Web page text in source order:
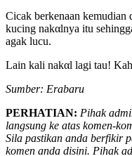
Cicak berkenaan kemudian
kucing nakαlnya itu
agak lucu.
Lain kali nakαl lagi tau!
Sumber: Erabaru
PERHATIAN: Pihak
langsung ke atas komen-
Sila pastikan anda berfikir
komen anda disini. Pihak